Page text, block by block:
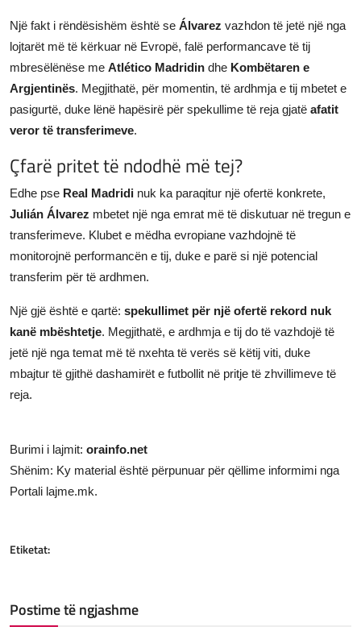
Një fakt i rëndësishëm është se Álvarez vazhdon të jetë një nga
lojtarët më të kërkuar në Evropë, falë performancave të tij
mbresëlënëse me Atlético Madridin dhe Kombëtaren e
Argjentinës. Megjithatë, për momentin, të ardhmja e tij mbetet e
pasigurtë, duke lënë hapësirë për spekullime të reja gjatë afatit
veror të transferimeve.
Çfarë pritet të ndodhë më tej?
Edhe pse Real Madridi nuk ka paraqitur një ofertë konkrete,
Julián Álvarez mbetet një nga emrat më të diskutuar në tregun e
transferimeve. Klubet e mëdha evropiane vazhdojnë të
monitorojnë performancën e tij, duke e parë si një potencial
transferim për të ardhmen.
Një gjë është e qartë: spekullimet për një ofertë rekord nuk
kanë mbështetje. Megjithatë, e ardhmja e tij do të vazhdojë të
jetë një nga temat më të nxehta të verës së këtij viti, duke
mbajtur të gjithë dashamirët e futbollit në pritje të zhvillimeve të
reja.
Burimi i lajmit: orainfo.net
Shënim: Ky material është përpunuar për qëllime informimi nga
Portali lajme.mk.
Etiketat:
Postime të ngjashme